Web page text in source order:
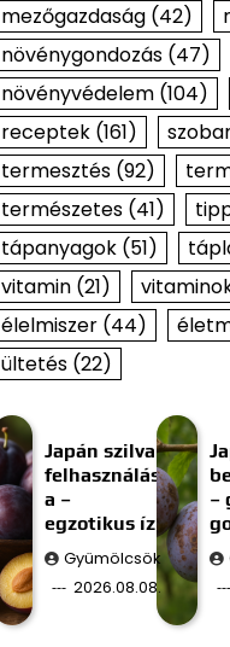
mezőgazdaság(42)
növénygondozás(47)
növényvédelem(104)
receptek(161)
termesztés(92)
természetes(41)
tápanyagok(51)
vitamin(21)
élelmiszer(44)
ültetés(22)
Japán szilva
felhasználás
a –
egzotikus íz
Gyümölcsök
2026.08.08.
–